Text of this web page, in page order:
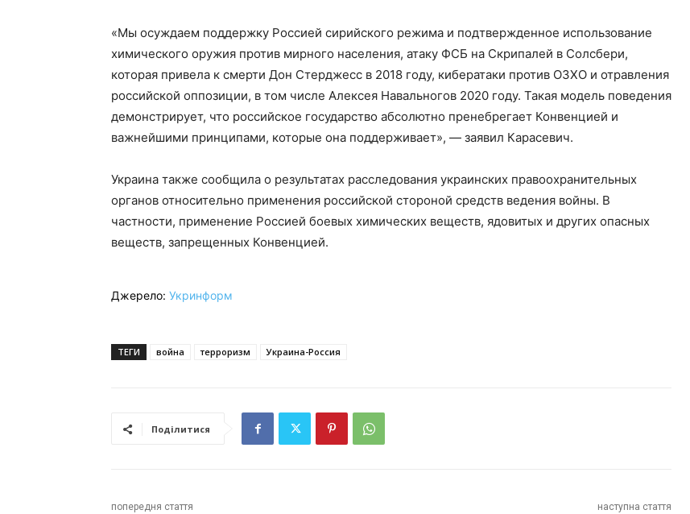
«Мы осуждаем поддержку Россией сирийского режима и подтвержденное использование
химического оружия против мирного населения, атаку ФСБ на Скрипалей в Солсбери,
которая привела к смерти Дон Стерджесс в 2018 году, кибератаки против ОЗХО и отравления
российской оппозиции, в том числе Алексея Навальногов 2020 году. Такая модель поведения
демонстрирует, что российское государство абсолютно пренебрегает Конвенцией и
важнейшими принципами, которые она поддерживает», — заявил Карасевич.
Украина также сообщила о результатах расследования украинских правоохранительных
органов относительно применения российской стороной средств ведения войны. В
частности, применение Россией боевых химических веществ, ядовитых и других опасных
веществ, запрещенных Конвенцией.
Джерело: Укринформ
ТЕГИ война терроризм Украина-Россия
Поділитися
попередня стаття наступна стаття